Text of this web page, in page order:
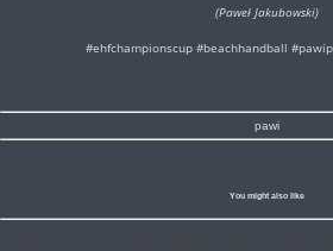
(Paweł Jakubowski)
#ehfchampionscup #beachhandball
pawi
You might also like